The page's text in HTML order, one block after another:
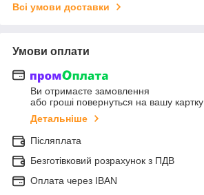
Всі умови доставки
Умови оплати
Ви отримаєте замовлення
або гроші повернуться на вашу картку
Детальніше
Післяплата
Безготівковий розрахунок з ПДВ
Оплата через IBAN